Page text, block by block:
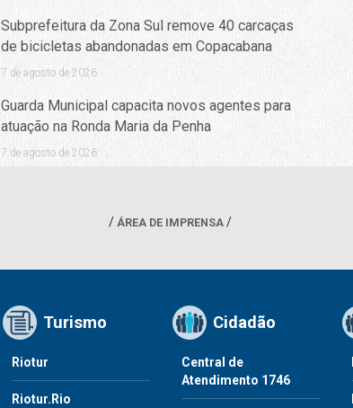
Subprefeitura da Zona Sul remove 40 carcaças
de bicicletas abandonadas em Copacabana
7 de agosto de 2026
Guarda Municipal capacita novos agentes para
atuação na Ronda Maria da Penha
7 de agosto de 2026
ÁREA DE IMPRENSA
Turismo
Riotur
Riotur.Rio
Cidadão
Central de
Atendimento 1746